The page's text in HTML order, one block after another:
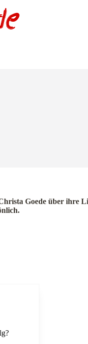
Goede über ihre